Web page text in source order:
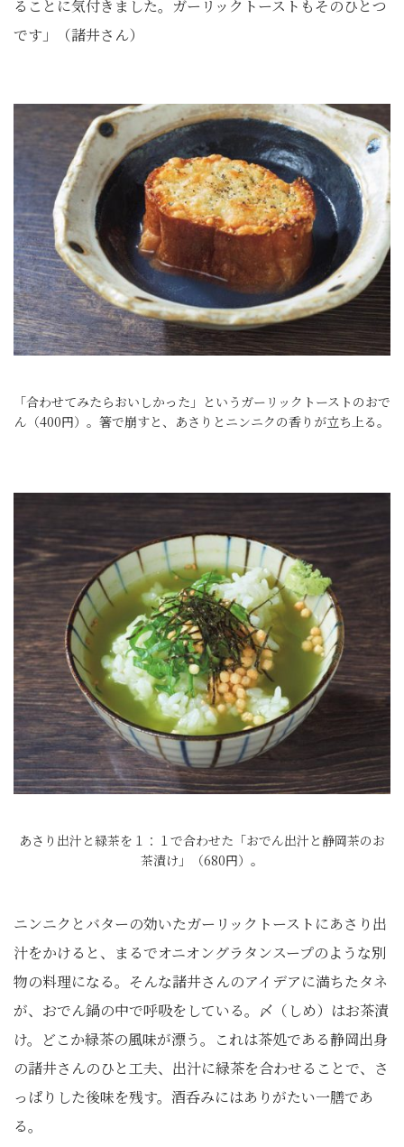
ることに気付きました。ガーリックトーストもそのひとつ
です」（諸井さん）
「合わせてみたらおいしかった」というガーリックトーストのおで
ん（400円）。箸で崩すと、あさりとニンニクの香りが立ち上る。
あさり出汁と緑茶を１：１で合わせた「おでん出汁と静岡茶のお
茶漬け」（680円）。
ニンニクとバターの効いたガーリックトーストにあさり出
汁をかけると、まるでオニオングラタンスープのような別
物の料理になる。そんな諸井さんのアイデアに満ちたタネ
が、おでん鍋の中で呼吸をしている。〆（しめ）はお茶漬
け。どこか緑茶の風味が漂う。これは茶処である静岡出身
の諸井さんのひと工夫、出汁に緑茶を合わせることで、さ
っぱりした後味を残す。酒呑みにはありがたい一膳であ
る。